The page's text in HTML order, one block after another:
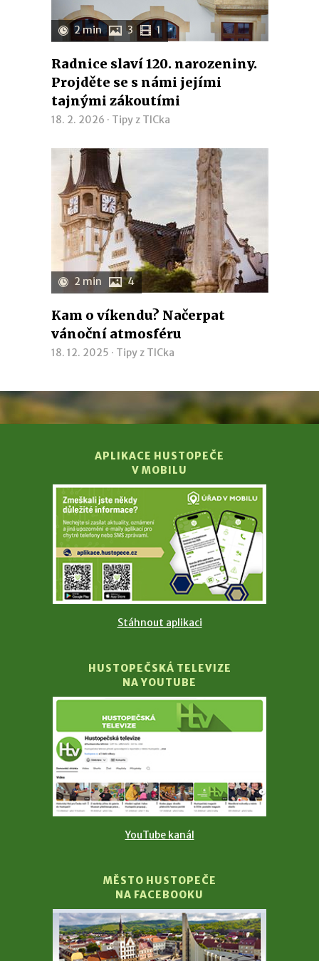
2 min 3 1
Radnice slaví 120. narozeniny.
Projděte se s námi jejími
tajnými zákoutími
18. 2. 2026 · Tipy z TICka
2 min 4
Kam o víkendu? Načerpat
vánoční atmosféru
18. 12. 2025 · Tipy z TICka
APLIKACE HUSTOPEČE
V MOBILU
Stáhnout aplikaci
HUSTOPEČSKÁ TELEVIZE
NA YOUTUBE
YouTube kanál
MĚSTO HUSTOPEČE
NA FACEBOOKU